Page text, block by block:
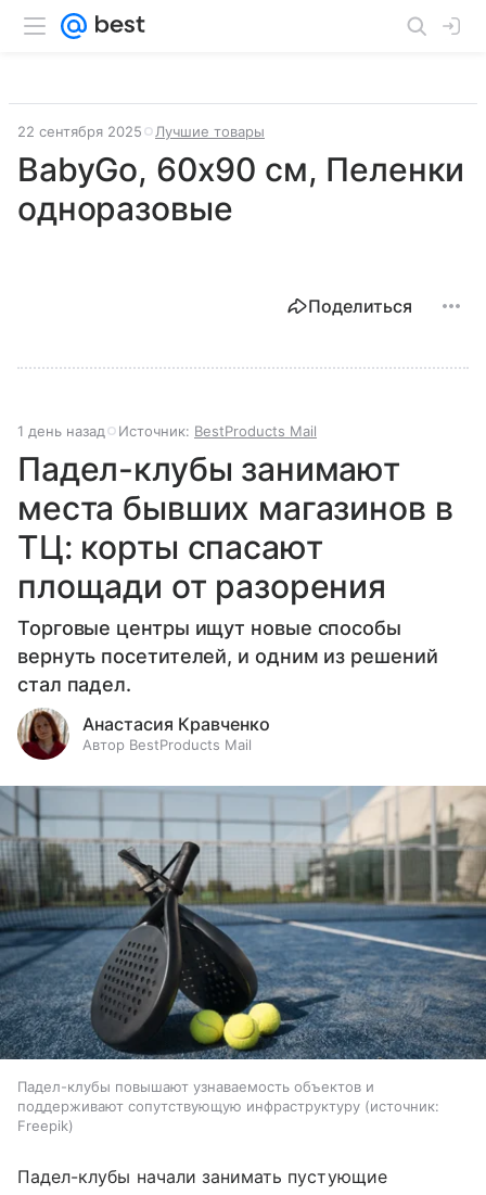
22 сентября 2025 Лучшие товары
BabyGo, 60х90 см, Пеленки
одноразовые
Поделиться
1 день назад Источник: BestProducts Mail
Падел-клубы занимают
места бывших магазинов в
ТЦ: корты спасают
площади от разорения
Торговые центры ищут новые способы
вернуть посетителей, и одним из решений
стал падел.
Анастасия Кравченко
Автор BestProducts Mail
Падел-клубы повышают узнаваемость объектов и
поддерживают сопутствующую инфраструктуру
источник:
Freepik
Падел-клубы начали занимать пустующие